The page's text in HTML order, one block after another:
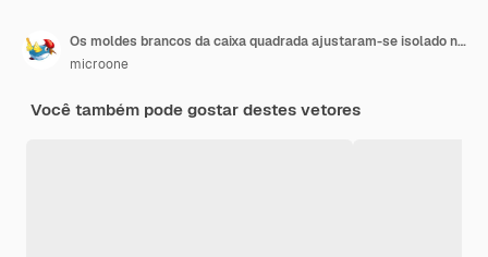
Os moldes brancos da caixa quadrada ajustaram-se isolado no fundo branco. Recipiente de papel para o produto
microone
Você também pode gostar destes vetores